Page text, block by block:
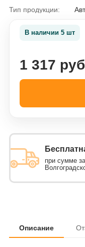
Тип продукции:
В наличии 5 шт
1 317
при сумме
Описание